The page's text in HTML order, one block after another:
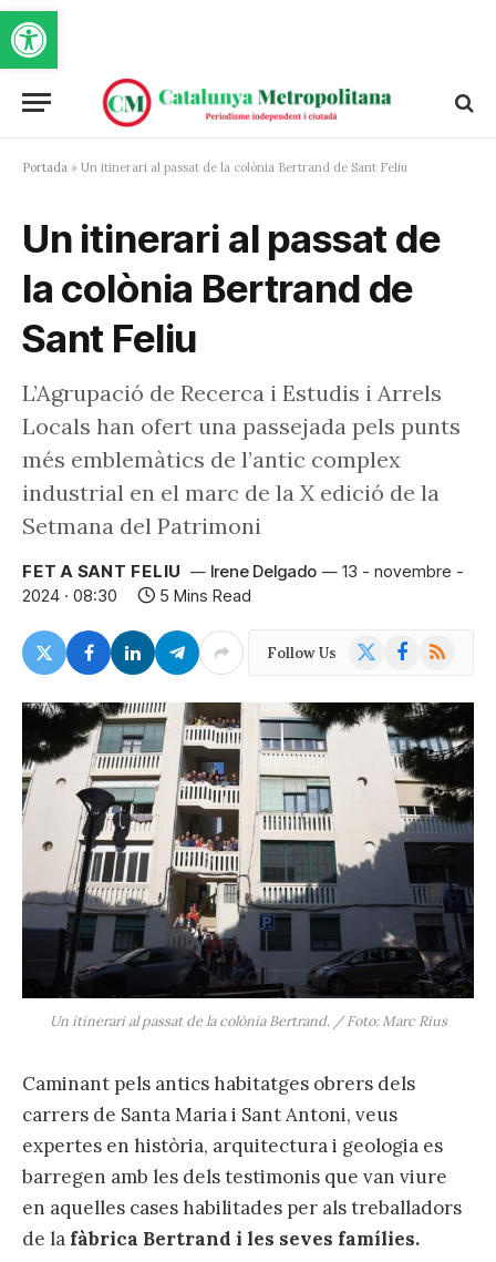
Obre la barra d'eines
Portada » Un itinerari al passat de la colònia Bertrand de Sant Feliu
Un itinerari al passat de
la colònia Bertrand de
Sant Feliu
L’Agrupació de Recerca i Estudis i Arrels
Locals han ofert una passejada pels punts
més emblemàtics de l’antic complex
industrial en el marc de la X edició de la
Setmana del Patrimoni
FET A SANT FELIU Irene Delgado
13 - novembre -
2024 · 08:30
5 Mins Read
Follow Us Facebook
RSS
Un itinerari al passat de la colònia Bertrand. / Foto: Marc Rius
Caminant pels antics habitatges obrers dels
carrers de Santa Maria i Sant Antoni, veus
expertes en història, arquitectura i geologia es
barregen amb les dels testimonis que van viure
en aquelles cases habilitades per als treballadors
de la fàbrica Bertrand i les seves famílies.